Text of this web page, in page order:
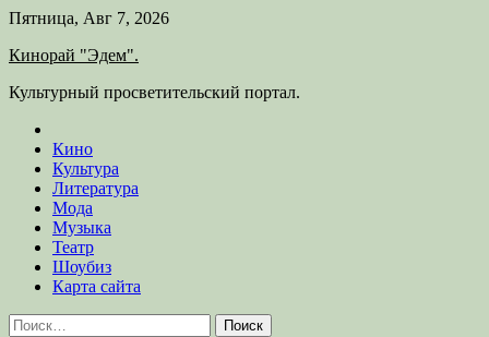
Skip
content
Пятница, Авг 7, 2026
Кинорай "Эдем".
Культурный просветительский портал.
Кино
Культура
Литература
Мода
Музыка
Театр
Шоубиз
Карта сайта
Найти: